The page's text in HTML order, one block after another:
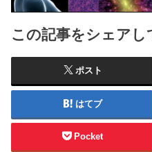
この記事をシェアし
ポスト
はてブ
Pocket